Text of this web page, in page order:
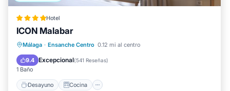
Hotel
ICON Malabar
Málaga · Ensanche Centro 0.12 mi al centro
9.4 Excepcional(541 Reseñas)
1 Baño
Desayuno Cocina
Desayuno
Cocina
Aire acondicionado